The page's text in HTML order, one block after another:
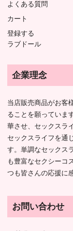
よくある質問
カート
登録する
ラブドール
企業理念
当店販売商品がお客
ることを願っていま
華させ、セックスラ
セックスライフを通
す。単調なセックス
も豊富なセクシーコ
つも皆さんの応援に
お問い合わせ